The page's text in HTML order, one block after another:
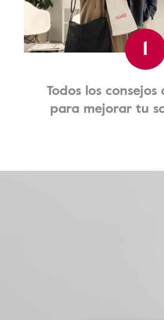
1
Todos los
para mejorar tu